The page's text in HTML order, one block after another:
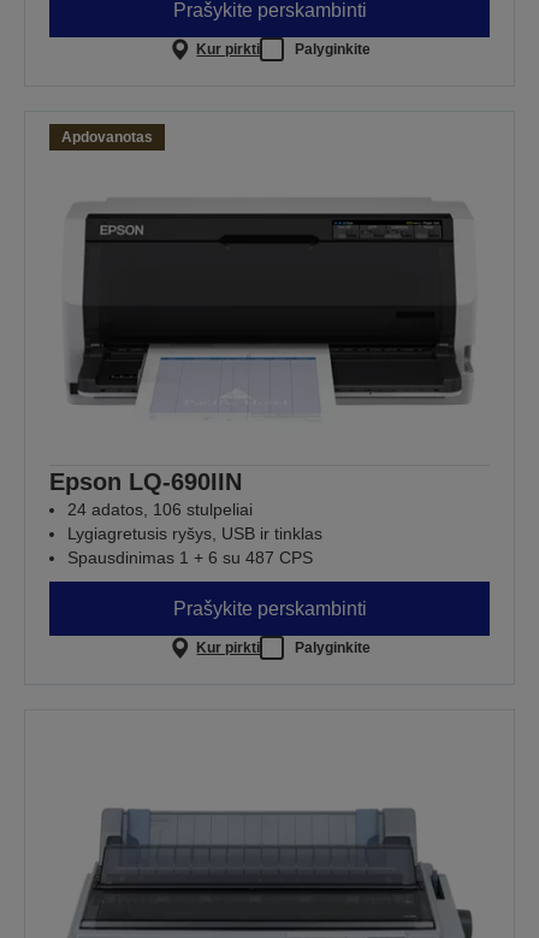
Prašykite perskambinti
Kur pirkti Palyginkite
Apdovanotas
Epson LQ-690IIN
24 adatos, 106 stulpeliai
Lygiagretusis ryšys, USB ir tinklas
Spausdinimas 1 + 6 su 487 CPS
Prašykite perskambinti
Kur pirkti Palyginkite